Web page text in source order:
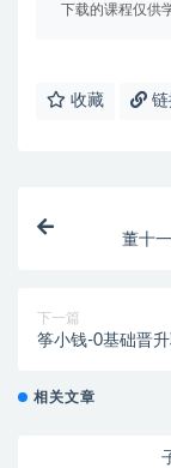
下载的课程仅供
收藏
董十
下一篇
筝小钱-0基础晋
相关文章